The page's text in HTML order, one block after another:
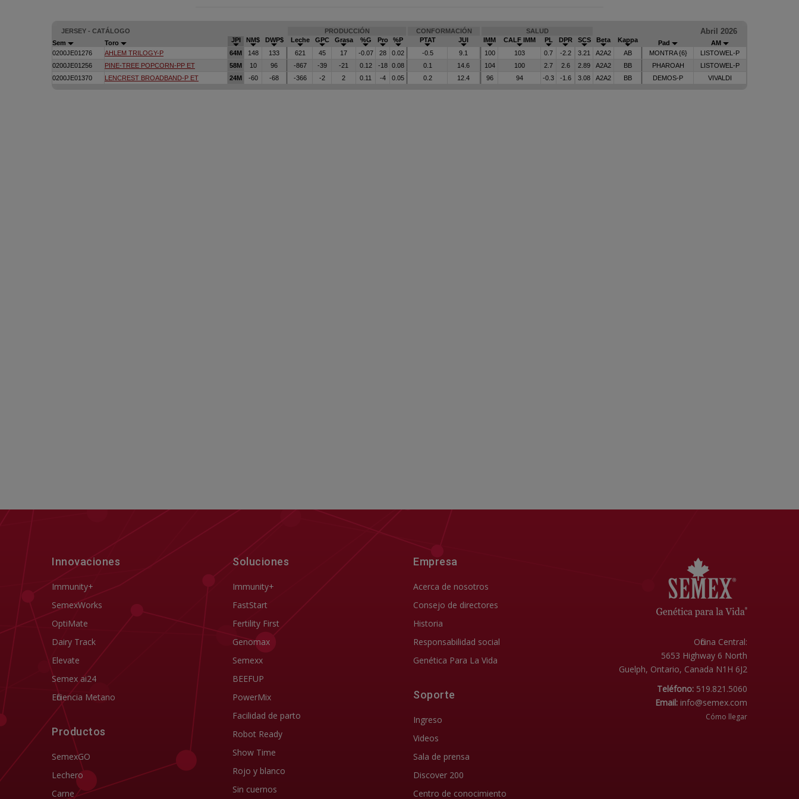
Innovaciones
Immunity+
SemexWorks
OptiMate
Dairy Track
Elevate
Semex ai24
Eficiencia Metano
Productos
SemexGO
Lechero
Carne
Soluciones
Immunity+
FastStart
Fertility First
Genomax
Semexx
BEEFUP
PowerMix
Facilidad de parto
Robot Ready
Show Time
Rojo y blanco
Sin cuernos
Empresa
Acerca de nosotros
Consejo de directores
Historia
Responsabilidad social
Genética Para La Vida
Soporte
Ingreso
Videos
Sala de prensa
Discover 200
Centro de conocimiento
Oficina Central:
5653 Highway 6 North
Guelph, Ontario, Canada N1H 6J2
Teléfono:519.821.5060
Email: info@semex.com
Cómo llegar